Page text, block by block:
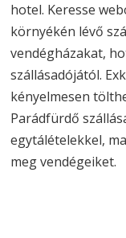
hotel. Keresse
környékén lévő
vendégházakat,
szállásadójától.
kényelmesen
Parádfürdő
egytálételekkel,
meg vendégeiket.